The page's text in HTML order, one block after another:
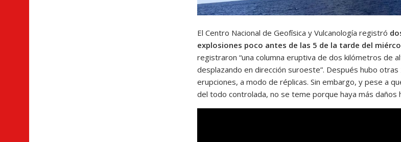
El Centro Nacional de Geofísica y Vulcanología registró
explosiones poco antes de las 5 de la tarde del
registraron “una columna eruptiva de dos kilómetros de
desplazando en dirección suroeste”. Después hubo otras
erupciones, a modo de réplicas. Sin embargo, y pese a
del todo controlada, no se teme porque haya más daños